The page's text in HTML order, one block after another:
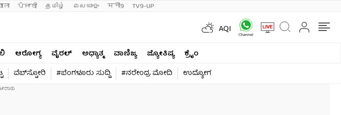
ਪੰਜਾਬੀ தமிழ் മലയാളം मनी9 TV9-UP
AQI
ಆರೋಗ್ಯ ವೈರಲ್​ ಅಧ್ಯಾತ್ಮ ವಾಣಿಜ್ಯ ಜ್ಯೋತಿಷ್ಯ
ಕ್ರೈಂ
ವೆಬ್​ಸ್ಟೋರಿ #ಬೆಂಗಳೂರು ಸುದ್ದಿ #ನರೇಂದ್ರ ಮೋದಿ ಉದ್ಯೋಗ